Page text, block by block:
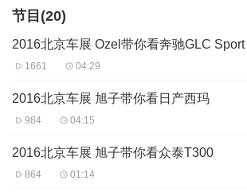
节目(20)
2016北京车展 Ozel带你看奔驰GLC Sport
1661 04:29
2016北京车展 旭子带你看日产西玛
984 04:15
2016北京车展 旭子带你看众泰T300
864 01:14